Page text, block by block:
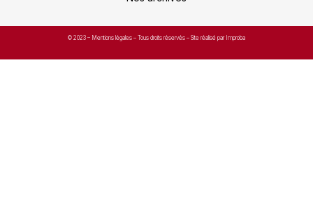
© 2023 – Mentions légales – Tous droits réservés – Site réalisé par Improba